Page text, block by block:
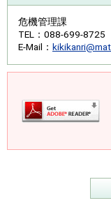
危機管理課
TEL ：088-699-8725
E-Mail ：